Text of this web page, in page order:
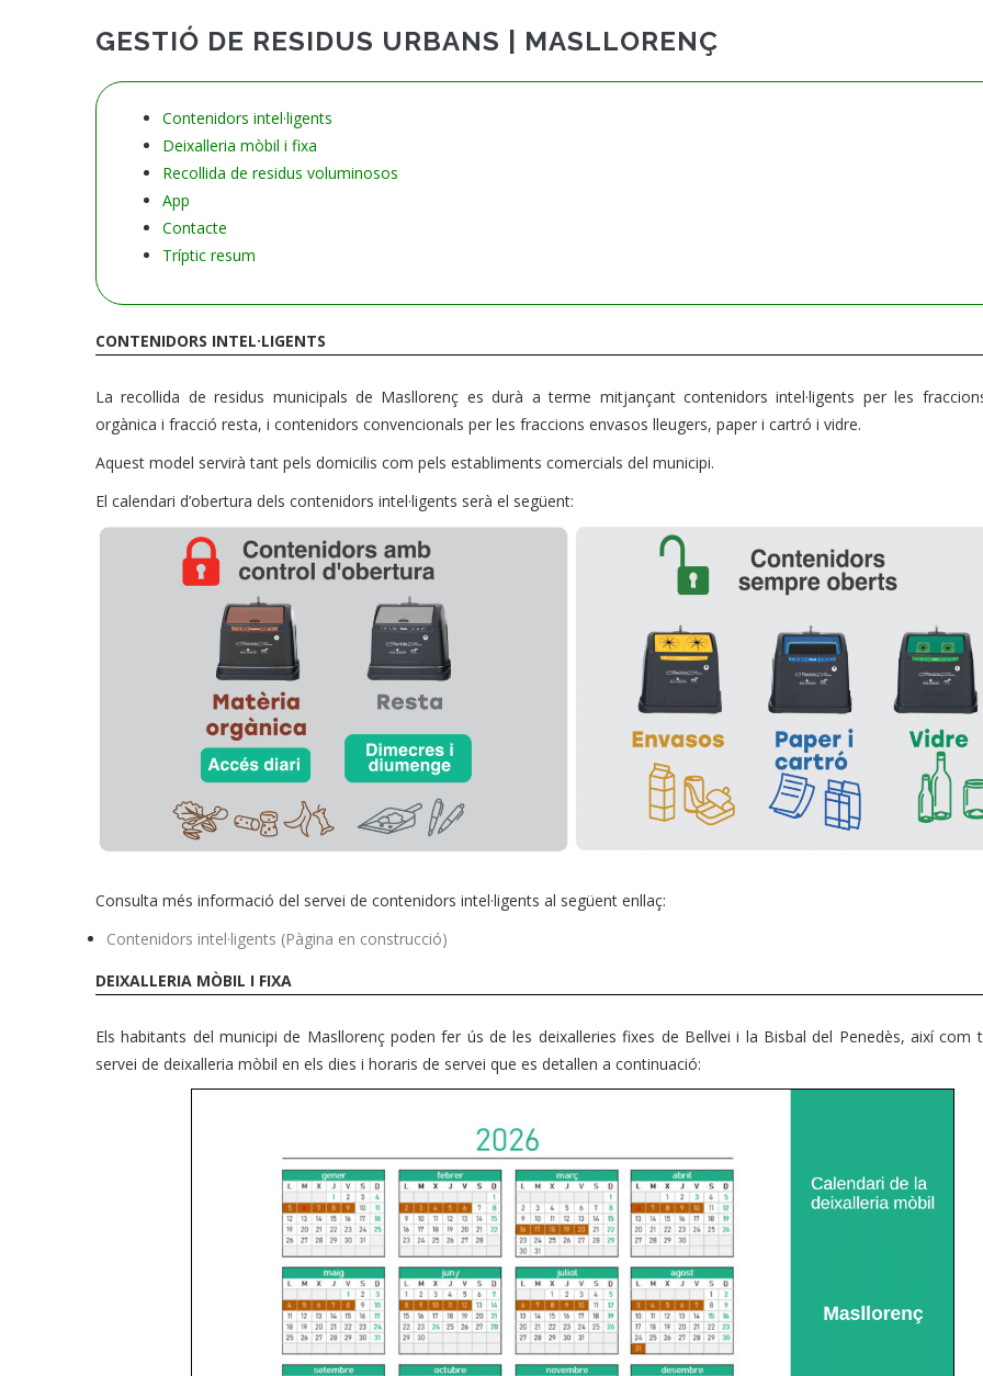
GESTIÓ DE RESIDUS URBANS | MASLLORENÇ
Contenidors intel·ligents
Deixalleria mòbil i fixa
Recollida de residus voluminosos
App
Contacte
Tríptic resum
CONTENIDORS INTEL·LIGENTS
La recollida de residus municipals de Masllorenç es durà a terme mitjançant contenidors intel·ligents per les
orgànica i fracció resta, i contenidors convencionals per les fraccions envasos lleugers, paper i cartró i vidre.
Aquest model servirà tant pels domicilis com pels establiments comercials del municipi.
El calendari d’obertura dels contenidors intel·ligents serà el següent:
Consulta més informació del servei de contenidors intel·ligents al següent enllaç:
Contenidors intel·ligents (Pàgina en construcció)
DEIXALLERIA MÒBIL I FIXA
Els habitants del municipi de Masllorenç poden fer ús de les deixalleries fixes de Bellvei i la Bisbal del Penedès, així com
servei de deixalleria mòbil en els dies i horaris de servei que es detallen a continuació: